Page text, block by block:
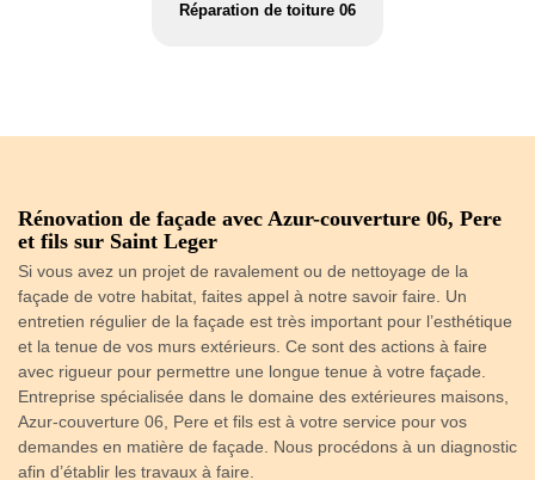
Réparation de toiture 06
Rénovation de façade avec Azur-couverture 06, Pere
et fils sur Saint Leger
Si vous avez un projet de ravalement ou de nettoyage de la
façade de votre habitat, faites appel à notre savoir faire. Un
entretien régulier de la façade est très important pour l’esthétique
et la tenue de vos murs extérieurs. Ce sont des actions à faire
avec rigueur pour permettre une longue tenue à votre façade.
Entreprise spécialisée dans le domaine des extérieures maisons,
Azur-couverture 06, Pere et fils est à votre service pour vos
demandes en matière de façade. Nous procédons à un diagnostic
afin d’établir les travaux à faire.